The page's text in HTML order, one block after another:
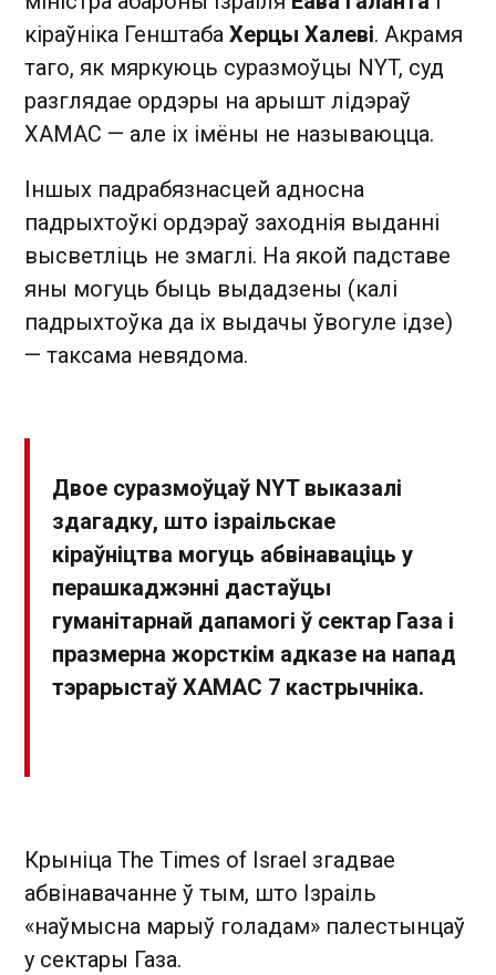
кіраўніка Генштаба Херцы Халеві. Акрамя
таго, як мяркуюць суразмоўцы NYT, суд
разглядае ордэры на арышт лідэраў
ХАМАС — але іх імёны не называюцца.
Іншых падрабязнасцей адносна
падрыхтоўкі ордэраў заходнія выданні
высветліць не змаглі. На якой падставе
яны могуць быць выдадзены (калі
падрыхтоўка да іх выдачы ўвогуле ідзе)
— таксама невядома.
Двое суразмоўцаў NYT выказалі
здагадку, што ізраільскае
кіраўніцтва могуць абвінаваціць у
перашкаджэнні дастаўцы
гуманітарнай дапамогі ў сектар Газа і
празмерна жорсткім адказе на напад
тэрарыстаў ХАМАС 7 кастрычніка.
Крыніца The Times of Israel згадвае
абвінавачанне ў тым, што Ізраіль
«наўмысна марыў голадам» палестынцаў
у сектары Газа.